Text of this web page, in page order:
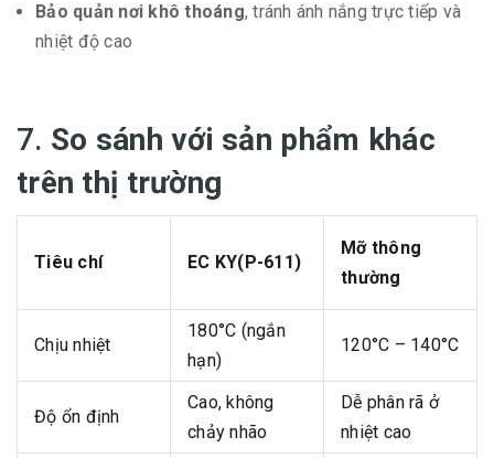
Bảo quản nơi khô thoáng, tránh ánh nắng trực tiếp và
nhiệt độ cao
7. So sánh với sản phẩm khác
trên thị trường
Tiêu chí EC KY(P-611)
Mỡ thông
thường
Chịu nhiệt
180°C (ngắn
hạn)
120°C – 140°C
Độ ổn định
Cao, không
chảy nhão
Dễ phân rã ở
nhiệt cao